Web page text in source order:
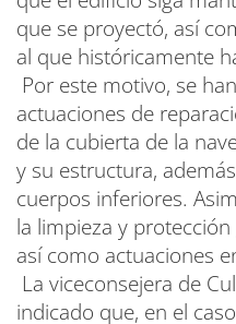
que se proyectó, así
al que históricamente
Por este motivo, se
actuaciones de
de la cubierta de la
y su estructura,
cuerpos inferiores.
la limpieza y
así como actuaciones
La viceconsejera de
indicado que, en el